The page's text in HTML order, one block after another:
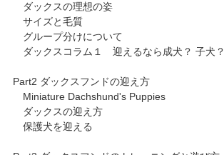
ダックスの理想の姿
サイズと毛質
グループ分けについて
ダックスコラム１ 迎えるなら成犬？ 子犬？
Part2 ダックスフンドの迎え方
Miniature Dachshund's Puppies
ダックスの迎え方
保護犬を迎える